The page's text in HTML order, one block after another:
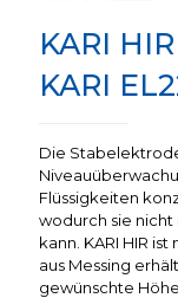
KARI
KARI
Die
Flüssigkeiten
wodurch sie
kann. KARI HIR
aus Messing
gewünschte